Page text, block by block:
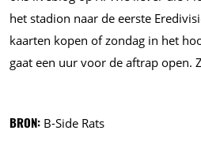
het stadion naar de eerste
kaarten kopen of zondag in het
gaat een uur voor de aftrap open.
BRON: B-Side Rats